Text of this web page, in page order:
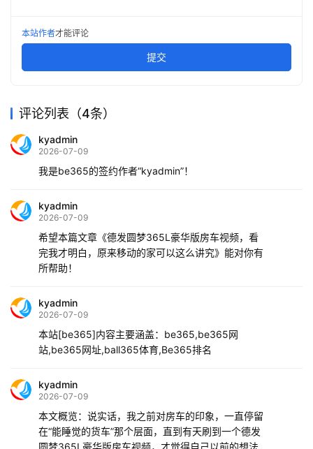
本站作者才能评论
提交
评论列表（4条）
kyadmin
2026-07-09
我是be365的签约作者“kyadmin”！
kyadmin
2026-07-09
希望本篇文章《德发圆梦365L豪华版房车视频，看
完我才明白，原来移动的家可以这么讲究》能对你有
所帮助！
kyadmin
2026-07-09
本站[be365]内容主要涵盖：be365,be365网
站,be365网址,ball365体育,Be365排名
kyadmin
2026-07-09
本文概览：说实话，我之前对房车的印象，一直停留
在“能睡觉的货车”那个层面，直到有天刷到一个德发
圆梦365L豪华版房车视频，才觉得自己以前的想法